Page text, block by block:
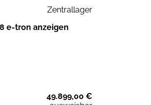
Zentrallager
e-tron anzeigen
49.899,00 €